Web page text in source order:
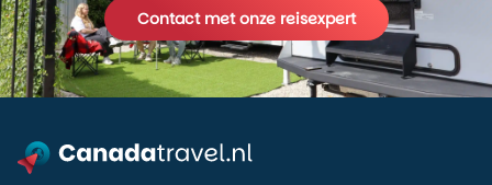
Contact met onze reisexpert